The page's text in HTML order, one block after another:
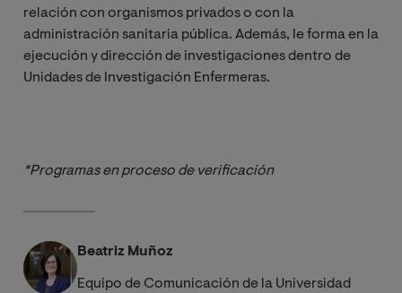
relación con organismos privados o con la
administración sanitaria pública. Además, le forma en la
ejecución y dirección de investigaciones dentro de
Unidades de Investigación Enfermeras.
*Programas en proceso de verificación
Beatriz Muñoz
Equipo de Comunicación de la Universidad